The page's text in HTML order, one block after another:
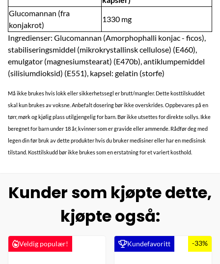
Glucomannan (fra
konjakrot)
1330 mg
Ingredienser: Glucomannan (Amorphophalli konjac - ficos),
stabiliseringsmiddel (mikrokrystallinsk cellulose) (E460),
emulgator (magnesiumstearat) (E470b), antiklumpemiddel
(silisiumdioksid) (E551), kapsel: gelatin (storfe)
Må ikke brukes hvis lokk eller sikkerhetssegl er brutt/mangler. Dette kosttilskuddet
skal kun brukes av voksne. Anbefalt dosering bør ikke overskrides. Oppbevares på en
tørr, mørk og kjølig plass utilgjengelig for barn. Bør ikke utsettes for direkte sollys. Ikke
beregnet for barn under 18 år, kvinner som er gravide eller ammende. Rådfør deg med
legen din før bruk av dette produkter hvis du bruker medisiner eller har en medisinsk
tilstand. Kosttilskudd bør ikke brukes som en erstatning for et variert kosthold.
Kunder som kjøpte dette,
kjøpte også:
Veldig populær! Kundefavoritt -33%